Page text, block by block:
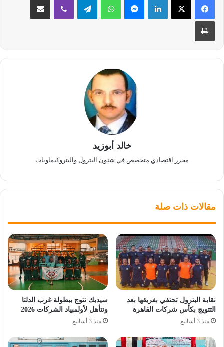
طباعة
خالد أبوزيد
محرر اقتصادي متخصص في شئون البترول والبتروكيماويات
مقالات ذات صلة
نقابة البترول تحتفي بفريقها بعد
التتويج بكأس شركات القاهرة
منذ 3 أسابيع
سيدبك تتوج ببطولة غرب الدلتا
وتتأهل لأولمبياد الشركات 2026
منذ 3 أسابيع